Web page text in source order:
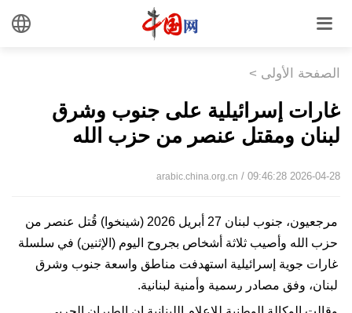
الصفحة الأولى >
غارات إسرائيلية على جنوب وشرق
لبنان ومقتل عنصر من حزب الله
arabic.china.org.cn / 09:46:28 2026-04-28
مرجعيون، جنوب لبنان 27 أبريل 2026 (شينخوا) قُتل عنصر من
حزب الله وأصيب ثلاثة أشخاص بجروح اليوم (الإثنين) في سلسلة
غارات جوية إسرائيلية استهدفت مناطق واسعة جنوب وشرق
لبنان، وفق مصادر رسمية وأمنية لبنانية.